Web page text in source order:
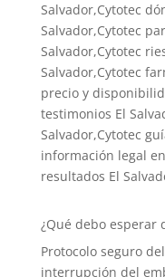
Salvador,Cytotec
Salvador,Cytotec
Salvador,Cytotec
Salvador,Cytotec
precio y
testimonios El
Salvador,Cytotec
información legal
resultados El
¿Qué debo esperar
Protocolo seguro
interrupción del